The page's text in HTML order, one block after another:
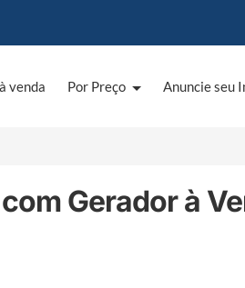
venda Por Preço Anuncie seu
Gerador à